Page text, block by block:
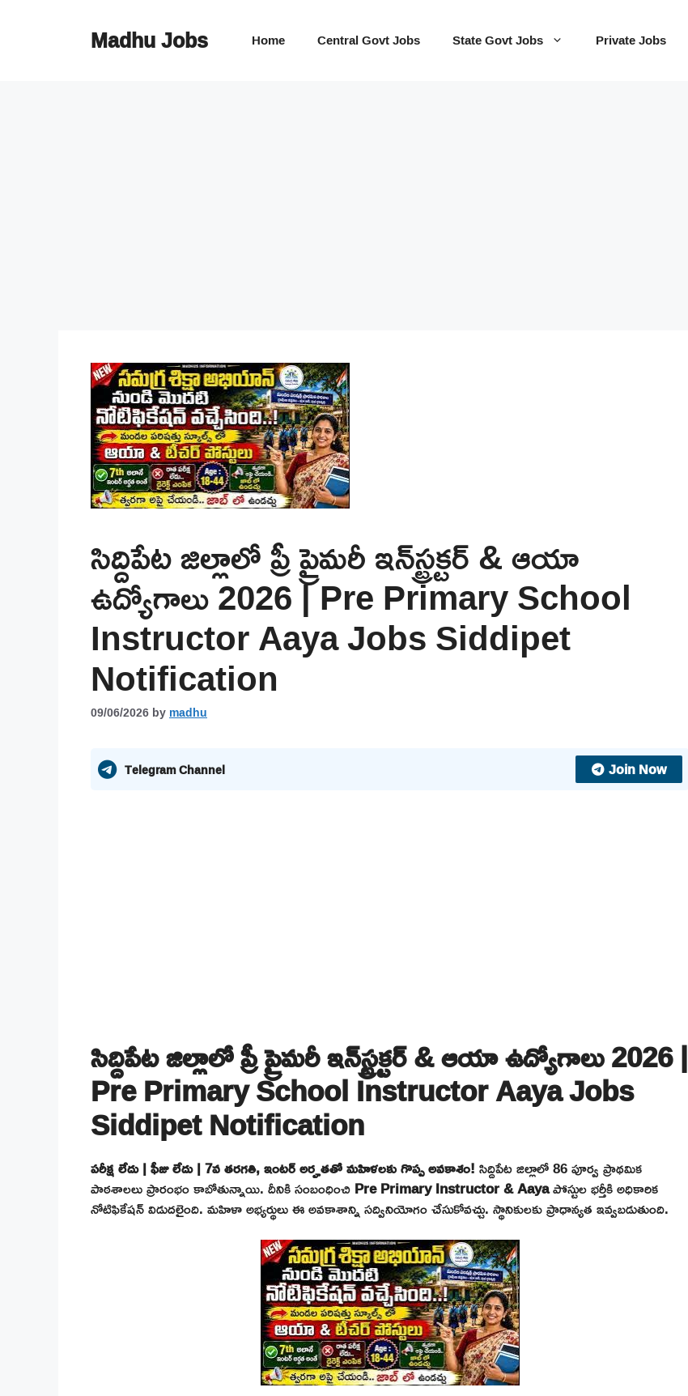
Madhu Jobs Home Central Govt Jobs State Govt Jobs Private Jobs
సిద్దిపేట జిల్లాలో ప్రీ ప్రైమరీ ఇన్‌స్ట్రక్టర్ & ఆయా
ఉద్యోగాలు 2026 | Pre Primary School
Instructor Aaya Jobs Siddipet
Notification
09/06/2026bymadhu
Telegram Channel Join Now
సిద్దిపేట జిల్లాలో ప్రీ ప్రైమరీ ఇన్‌స్ట్రక్టర్ & ఆయా ఉద్యోగాలు 2026 |
Pre Primary School Instructor Aaya Jobs
Siddipet Notification
పరీక్ష లేదు | ఫీజు లేదు | 7వ తరగతి, ఇంటర్ అర్హతతో మహిళలకు గొప్ప అవకాశం!సిద్దిపేట జిల్లాలో 86 పూర్వ ప్రాథమిక
పాఠశాలలు ప్రారంభం కాబోతున్నాయి. దీనికి సంబంధించిPre Primary Instructor & Aayaపోస్టుల భర్తీకి అధికారిక
నోటిఫికేషన్ విడుదలైంది. మహిళా అభ్యర్థులు ఈ అవకాశాన్ని సద్వినియోగం చేసుకోవచ్చు. స్థానికులకు ప్రాధాన్యత ఇవ్వబడుతుంది.